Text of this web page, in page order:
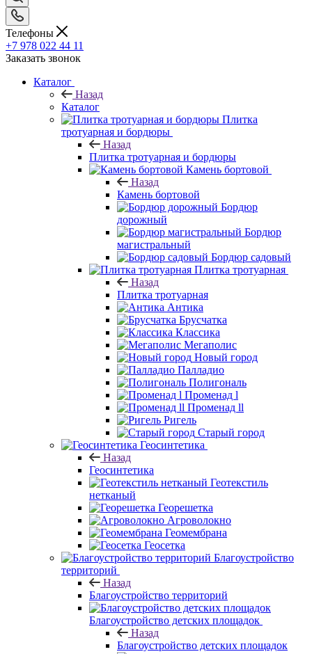
Телефоны
+7 978 022 44 11
Заказать звонок
Каталог
Назад
Каталог
Плитка
тротуарная и бордюры
Назад
Плитка тротуарная и бордюры
Камень бортовой
Назад
Камень бортовой
Бордюр
дорожный
Бордюр
магистральный
Бордюр садовый
Плитка тротуарная
Назад
Плитка тротуарная
Антика
Брусчатка
Классика
Мегаполис
Новый город
Палладио
Полигональ
Променад l
Променад ll
Ригель
Старый город
Геосинтетика
Назад
Геосинтетика
Геотекстиль
нетканый
Георешетка
Агроволокно
Геомембрана
Геосетка
Благоустройство
территорий
Назад
Благоустройство территорий
Благоустройство детских площадок
Назад
Благоустройство детских площадок